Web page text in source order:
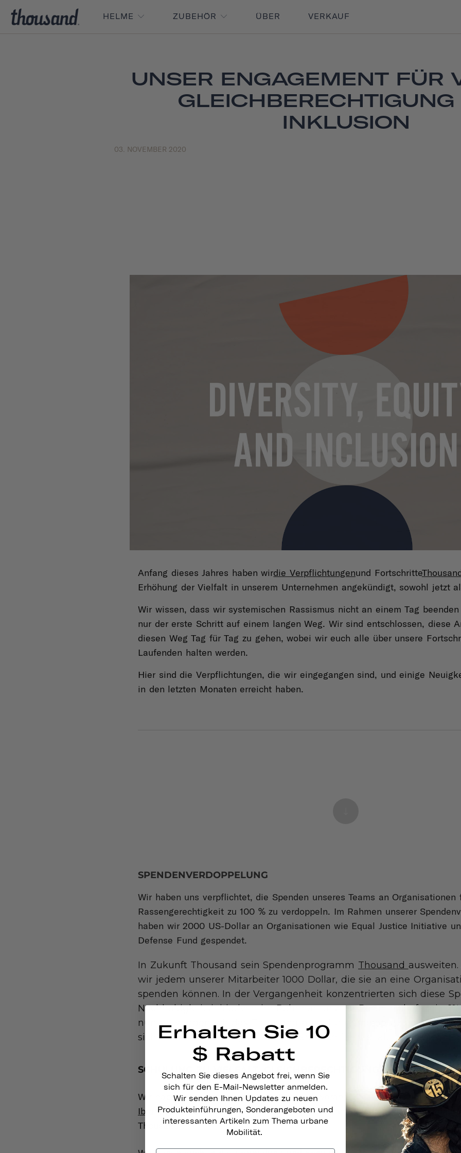
HELME ZUBEHÖR ÜBER VERKAUF
UNSER ENGAGEMENT FÜR
INKLUSION
03. NOVEMBER 2020
Anfang dieses Jahres haben wirdie Verpflichtungenund Fortschritte
Erhöhung der Vielfalt in unserem Unternehmen angekündigt, sowohl jetzt
Wir wissen, dass wir systemischen Rassismus nicht an einem Tag
nur der erste Schritt auf einem langen Weg. Wir sind entschlossen, diese
diesen Weg Tag für Tag zu gehen, wobei wir euch alle über unsere
Laufenden halten werden.
Hier sind die Verpflichtungen, die wir eingegangen sind, und einige
in den letzten Monaten erreicht haben.
SPENDENVERDOPPELUNG
Wir haben uns verpflichtet, die Spenden unseres Teams an Organisationen
Rassengerechtigkeit zu 100 % zu verdoppeln. Im Rahmen unserer
haben wir 2000 US-Dollar an Organisationen wie Equal Justice Initiative
Defense Fund gespendet.
In Zukunft Thousand sein Spendenprogramm Thousand
wir jedem unserer Mitarbeiter 1000 Dollar, die sie an eine
spenden können. In der Vergangenheit konzentrierten sich diese
Nachhaltigkeitsinitiativen im Rahmen unserer Partnerschaft mit „1%
nun an werden wir das Thousand auch für gemeinnützige
sich neben Nachhaltigkeitsprojekten auch für Vielfalt und
SCHULUNG ZU VIELFALT, GLEICHBERECHTIGUNG UND
Wir haben einen sechswöchigen Buchclub veranstaltet ,der sich mit dem
Ibram X. Kendibefasste .Thousand allen Teammitgliedern, die dies
Thousand .
Erhalten Sie 10
$ Rabatt
Schalten Sie dieses Angebot frei, wenn Sie
sich für den E-Mail-Newsletter anmelden.
Wir senden Ihnen Updates zu neuen
Produkteinführungen, Sonderangeboten und
interessanten Artikeln zum Thema urbane
Mobilität.